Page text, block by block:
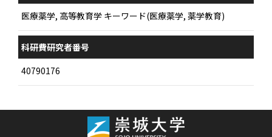
医療薬学, 高等教育学 キーワード(医療薬学, 薬学教育)
科研費研究者番号
40790176